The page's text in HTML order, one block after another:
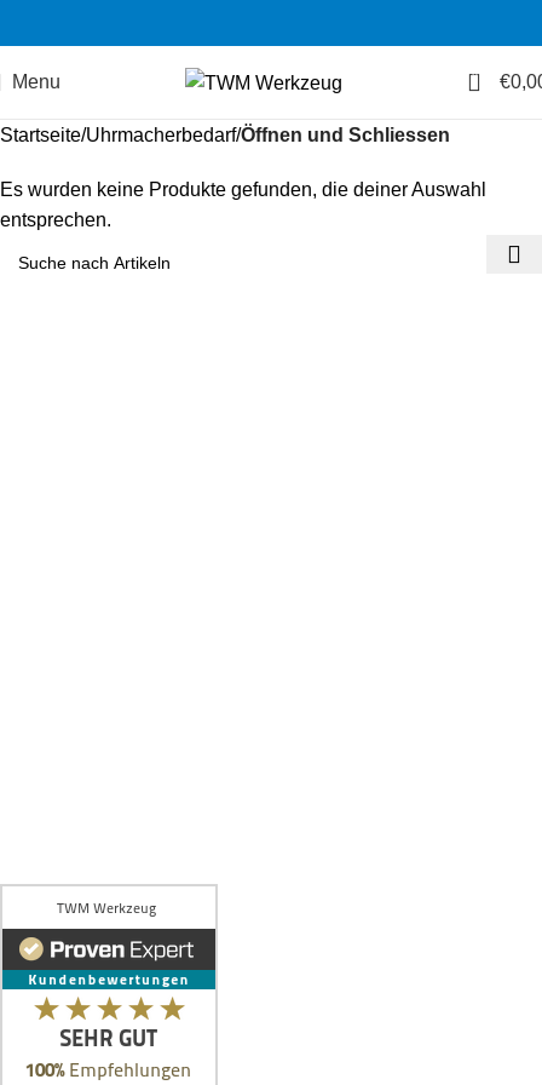
Menu 0 €
Startseite Uhrmacherbedarf Öffnen und Schliessen
Es wurden keine Produkte gefunden, die deiner Auswahl
entsprechen.